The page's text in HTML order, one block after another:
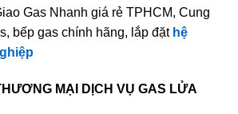
Gas Nhanh giá rẻ TPHCM, Cung
bếp gas chính hãng, lắp đặt hệ
MẠI DỊCH VỤ GAS LỬA